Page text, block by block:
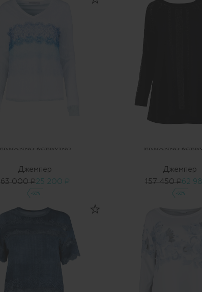
Джемпер
63 000 ₽25 200 ₽
-60%
Джемпер
157 450 ₽62
-60%